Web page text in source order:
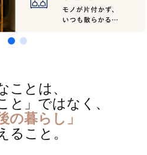
ことは、
と」ではなく、
の暮らし」
ること。